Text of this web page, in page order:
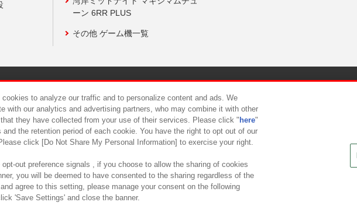
ーン 6RR PLUS
その他 ゲーム機一覧
食品のご提供について カスタマーハラスメント対応方針
to analyze our traffic and to personalize content and ads. We
with our analytics and advertising partners, who may combine it with other
they have collected from your use of their services. Please click " here"
the retention period of each cookie. You have the right to opt out of our
click [Do Not Share My Personal Information] to exercise your right.
out preference signals , if you choose to allow the sharing of cookies
you will be deemed to have consented to the sharing regardless of the
agree to this setting, please manage your consent on the following
'Save Settings' and close the banner.